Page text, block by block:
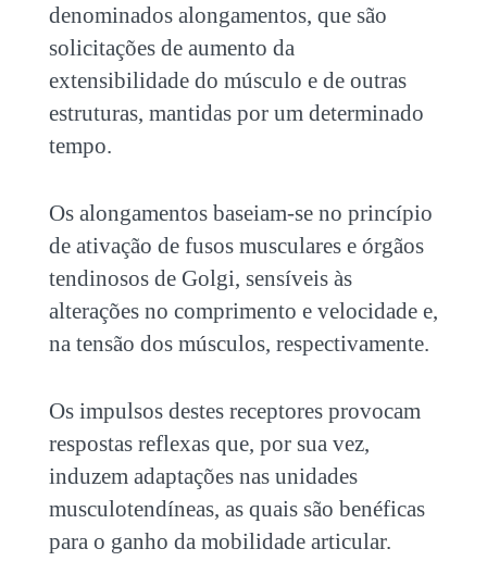
denominados alongamentos, que são
solicitações de aumento da
extensibilidade do músculo e de outras
estruturas, mantidas por um determinado
tempo.
Os alongamentos baseiam-se no princípio
de ativação de fusos musculares e órgãos
tendinosos de Golgi, sensíveis às
alterações no comprimento e velocidade e,
na tensão dos músculos, respectivamente.
Os impulsos destes receptores provocam
respostas reflexas que, por sua vez,
induzem adaptações nas unidades
musculotendíneas, as quais são benéficas
para o ganho da mobilidade articular.